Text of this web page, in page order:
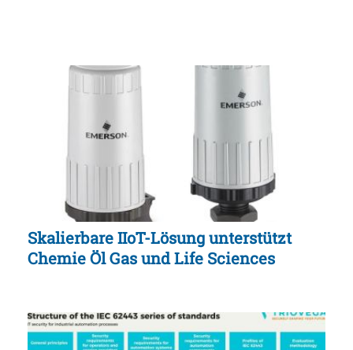
Skalierbare IIoT-Lösung unterstützt
Chemie Öl Gas und Life Sciences